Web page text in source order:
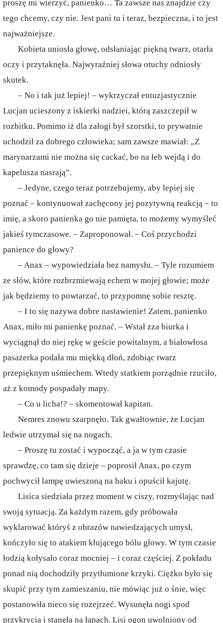
proszę mi wierzyć, panienko… Ta zawsze nas znajdzie czy
tego chcemy, czy nie. Jest pani tu i teraz, bezpieczna, i to jest
najważniejsze.
Kobieta uniosła głowę, odsłaniając piękną twarz, otarła
oczy i przytaknęła. Najwyraźniej słowa otuchy odniosły
skutek.
– No i tak już lepiej! – wykrzyczał entuzjastycznie
Lucjan ucieszony z iskierki nadziei, którą zaszczepił w
rozbitku. Pomimo iż dla załogi był szorstki, to prywatnie
uchodził za dobrego człowieka; sam zawsze mawiał: „Z
marynarzami nie można się cackać, bo na łeb wejdą i do
kapelusza nasrają”.
– Jedyne, czego teraz potrzebujemy, aby lepiej się
poznać – kontynuował zachęcony jej pozytywną reakcją – to
imię, a skoro panienka go nie pamięta, to możemy wymyśleć
jakieś tymczasowe. – Zaproponował. – Coś przychodzi
panience do głowy?
– Anax – wypowiedziała bez namysłu. – Tyle rozumiem
ze słów, które rozbrzmiewają echem w mojej głowie; może
jak będziemy to powtarzać, to przypomnę sobie resztę.
– I to się nazywa dobre nastawienie! Zatem, panienko
Anax, miło mi panienkę poznać. – Wstał zza biurka i
wyciągnął do niej rękę w geście powitalnym, a białowłosa
pasażerka podała mu miękką dłoń, zdobiąc twarz
przepięknym uśmiechem. Wtedy statkiem porządnie rzuciło,
aż z komody pospadały mapy.
– Co u licha!? – skomentował kapitan.
Nemres znowu szarpnęło. Tak gwałtownie, że Lucjan
ledwie utrzymał się na nogach.
– Proszę tu zostać i wypocząć, a ja w tym czasie
sprawdzę, co tam się dzieje – poprosił Anax, po czym
pochwycił lampę uwieszoną na haku i opuścił kajutę.
Lisica siedziała przez moment w ciszy, rozmyślając nad
swoją sytuacją. Za każdym razem, gdy próbowała
wyklarować któryś z obrazów nawiedzających umysł,
kończyło się to atakiem kłującego bólu głowy. W tym czasie
łodzią kołysało coraz mocniej – i coraz częściej. Z pokładu
ponad nią dochodziły przytłumione krzyki. Ciężko było się
skupić przy tym zamieszaniu, nie mówiąc już o śnie, więc
postanowiła nieco się rozejrzeć. Wysunęła nogi spod
przykrycia i stanęła na łapach. Lisi ogon uwolniony od